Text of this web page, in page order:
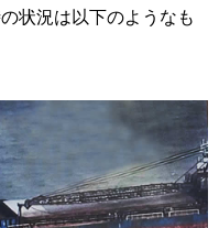
状況は以下のようなも